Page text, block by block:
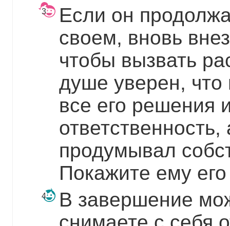
Если он
своем, вновь
чтобы вызвать
душе уверен, что
все его решения
продумывал
Покажите ему
В завершение